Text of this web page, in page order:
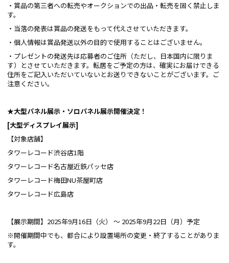
・賞品の第三者への転売やオークションでの出品・転売を固く禁止しま
す。
・当落の発表は賞品の発送をもって代えさせていただきます。
・個人情報は賞品発送以外の目的で使用することはございません。
・プレゼントの発送先は応募者のご住所（ただし、日本国内に限りま
す）とさせていただきます。転居をご予定の方は、確実にお届けできる
住所をご記入いただいていないとお送りできないことがございます。ご
注意ください。
★大型パネル展示・ソロパネル展示開催決定！
[大型ディスプレイ展示]
【対象店舗】
タワーレコード渋谷店1階
タワーレコード名古屋近鉄パッセ店
タワーレコード梅田NU茶屋町店
タワーレコード広島店
【展示期間】2025年9月16日（火） ～ 2025年9月22日（月）予定
※開催期間中でも、都合により設置場所の変更・終了することがありま
す。